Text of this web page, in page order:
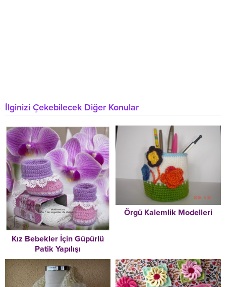
İlginizi Çekebilecek Diğer Konular
Kız Bebekler İçin Güpürlü
Patik Yapılışı
Örgü Kalemlik Modelleri